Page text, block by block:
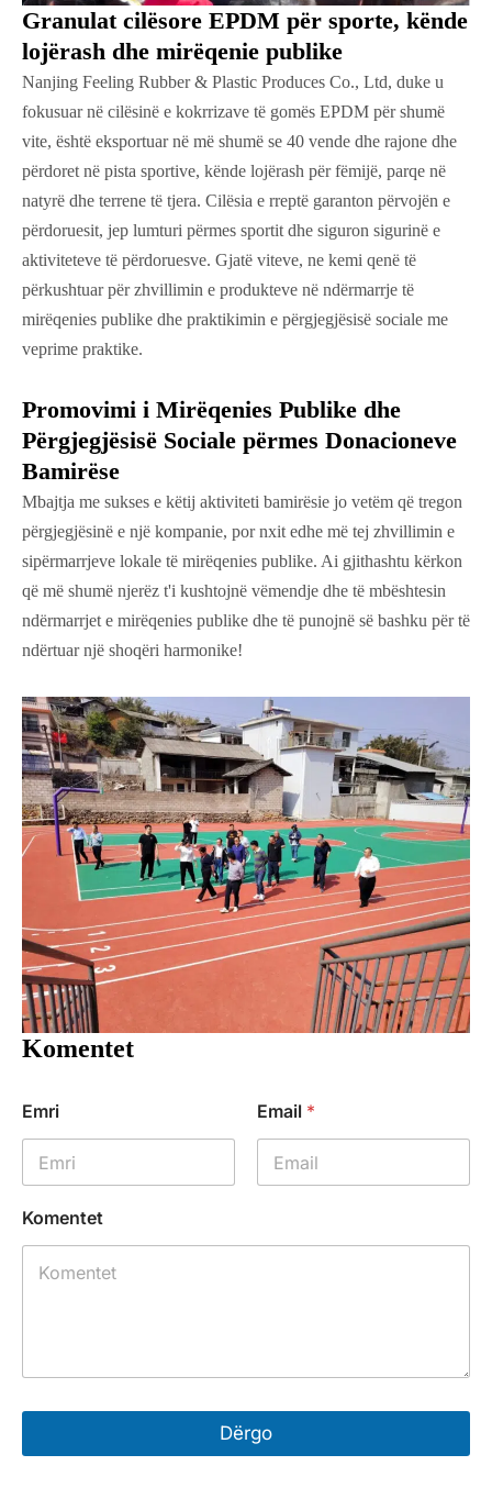
Granulat cilësore EPDM për sporte, kënde
lojërash dhe mirëqenie publike
Nanjing Feeling Rubber & Plastic Produces Co., Ltd, duke u
fokusuar në cilësinë e kokrrizave të gomës EPDM për shumë
vite, është eksportuar në më shumë se 40 vende dhe rajone dhe
përdoret në pista sportive, kënde lojërash për fëmijë, parqe në
natyrë dhe terrene të tjera. Cilësia e rreptë garanton përvojën e
përdoruesit, jep lumturi përmes sportit dhe siguron sigurinë e
aktiviteteve të përdoruesve. Gjatë viteve, ne kemi qenë të
përkushtuar për zhvillimin e produkteve në ndërmarrje të
mirëqenies publike dhe praktikimin e përgjegjësisë sociale me
veprime praktike.
Promovimi i Mirëqenies Publike dhe
Përgjegjësisë Sociale përmes Donacioneve
Bamirëse
Mbajtja me sukses e këtij aktiviteti bamirësie jo vetëm që tregon
përgjegjësinë e një kompanie, por nxit edhe më tej zhvillimin e
sipërmarrjeve lokale të mirëqenies publike. Ai gjithashtu kërkon
që më shumë njerëz t'i kushtojnë vëmendje dhe të mbështesin
ndërmarrjet e mirëqenies publike dhe të punojnë së bashku për të
ndërtuar një shoqëri harmonike!
Komentet
Emri Email *
Komentet
Dërgo